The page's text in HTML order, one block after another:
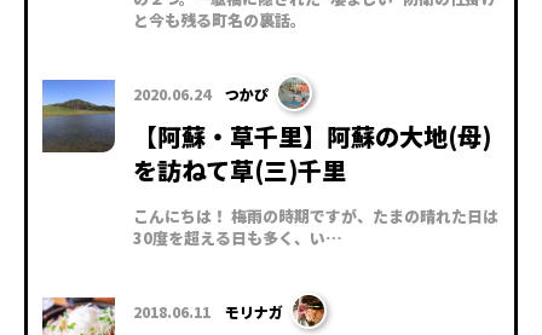
と今も残る町名の裏話。
2020.06.24 つかぴ
【阿蘇・草千里】阿蘇の大地(母)
を訪ねて草(三)千里
こんにちは！ 梅雨の時期ですが、たまの晴れた日は
30度を超える日も多く、い…
2018.06.11 モリナガ